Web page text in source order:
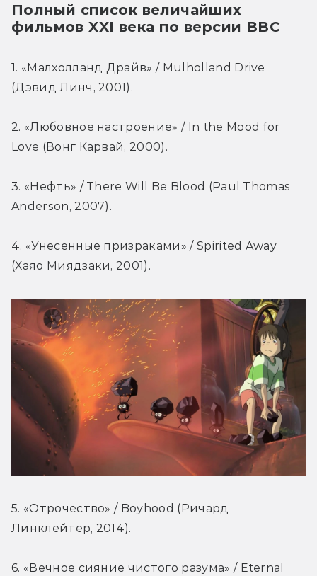
Полный список величайших
фильмов XXI века по версии BBC
1. «Малхолланд Драйв» / Mulholland Drive
(Дэвид Линч, 2001).
2. «Любовное настроение» / In the Mood for
Love (Вонг Карвай, 2000).
3. «Нефть» / There Will Be Blood (Paul Thomas
Anderson, 2007).
4. «Унесенные призраками» / Spirited Away
(Хаяо Миядзаки, 2001).
5. «Отрочество» / Boyhood (Ричард
Линклейтер, 2014).
6. «Вечное сияние чистого разума» / Eternal